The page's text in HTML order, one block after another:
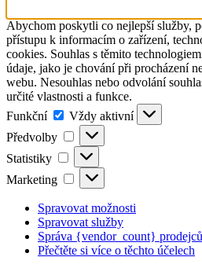
Abychom poskytli co nejlepší služby,
přístupu k informacím o zařízení,
cookies. Souhlas s těmito
údaje, jako je chování při procházení
webu. Nesouhlas nebo odvolání
určité vlastnosti a funkce.
Funkční
Funkční
Vždy aktivní
Předvolby
Předvolby
Statistiky Statistiky
Marketing Marketing
Spravovat možnosti
Spravovat služby
Správa {vendor_count} prodejců
Přečtěte si více o těchto účelech